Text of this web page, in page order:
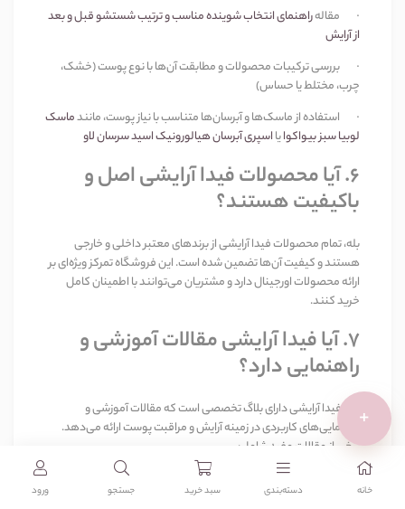
· مقالهراهنمای انتخاب شوینده مناسب و ترتیب شستشو قبل و بعد
از آرایش
· بررسی ترکیبات محصولات و مطابقت آن‌ها با نوع پوست (خشک،
چرب، مختلط یا حساس)
· استفاده از ماسک‌ها و آبرسان‌ها متناسب با نیاز پوست، مانندماسک
لوبیا سبز بیواکوایااسپری آبرسان هیالورونیک اسید سرسان لاو
6. آیا محصولات فیدا آرایشی اصل و
باکیفیت هستند؟
بله، تمام محصولات فیدا آرایشی از برندهای معتبر داخلی و خارجی
هستند و کیفیت آن‌ها تضمین شده است. این فروشگاه تمرکز ویژه‌ای بر
ارائه محصولات اورجینال دارد و مشتریان می‌توانند با اطمینان کامل
خرید کنند.
7. آیا فیدا آرایشی مقالات آموزشی و
راهنمایی دارد؟
بله، فیدا آرایشی دارای بلاگ تخصصی است که مقالات آموزشی و
راهنمایی‌های کاربردی در زمینه آرایش و مراقبت پوست ارائه می‌دهد.
برخی از مقالات مفید شامل :
·
چگونه یک برند آرایشی مناسب انتخاب کنیم؟
+
خانه دسته‌بندی‌ سبد خرید جستجو ورود